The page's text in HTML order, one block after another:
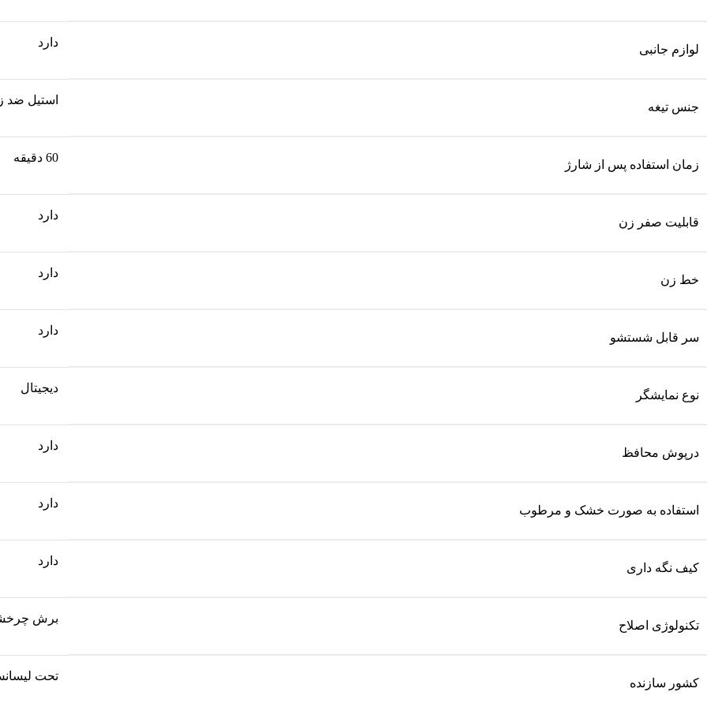
لوازم جانبی
دارد
جنس تیغه
استیل ضد
زمان استفاده پس از شارژ
60 دقیقه
قابلیت صفر زن
دارد
خط زن
دارد
سر قابل شستشو
دارد
نوع نمایشگر
دیجیتال
درپوش محافظ
دارد
استفاده به صورت خشک و مرطوب
دارد
کیف نگه داری
دارد
تکنولوژی اصلاح
برش
کشور سازنده
تحت لیسانس